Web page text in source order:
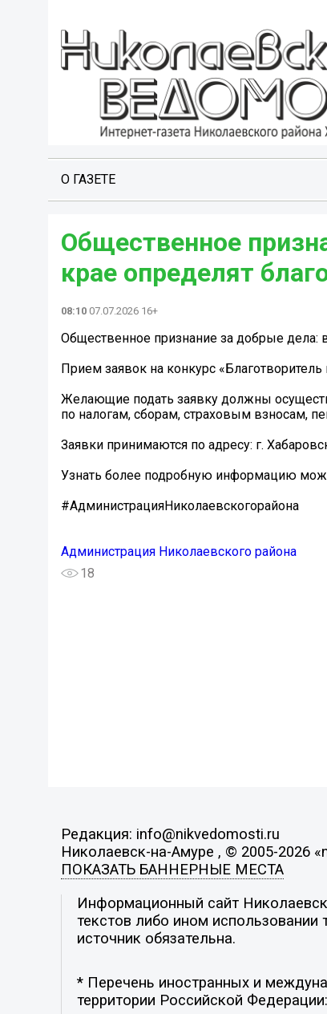
О ГАЗЕТЕ
Общественное
крае определят
08:10 07.07.2026 16+
Общественное признание за добрые дела:
Прием заявок на конкурс
Желающие подать заявку должны
по налогам, сборам, страховым взносам,
Заявки принимаются по адресу: г.
Узнать более подробную информацию
#АдминистрацияНиколаевскогорайона
Администрация Николаевского района
18
Редакция: info@nikvedomosti.ru
Николаевск-на-Амуре , © 2005-2026
ПОКАЗАТЬ БАННЕРНЫЕ МЕСТА
Информационный сайт
текстов либо ином использовании
источник обязательна.
* Перечень иностранных и
территории Российской Федерации: